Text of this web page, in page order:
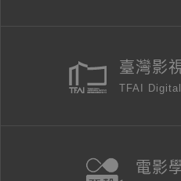
臺灣影
TFAI
電影